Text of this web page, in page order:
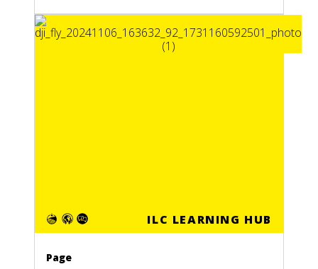
ILC LEARNING HUB
Page